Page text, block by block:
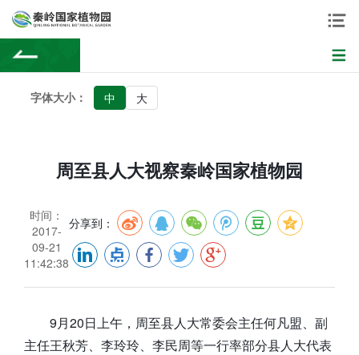
字体大小： 中 大
周至县人大视察秦岭国家植物园
时间：
2017-
09-21
11:42:38
分享到：
9月20日上午，周至县人大常委会主任何凡盟、副
主任王秋芳、李玲玲、李民周等一行率部分县人大代表